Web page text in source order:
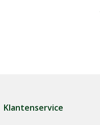
Klantenservice